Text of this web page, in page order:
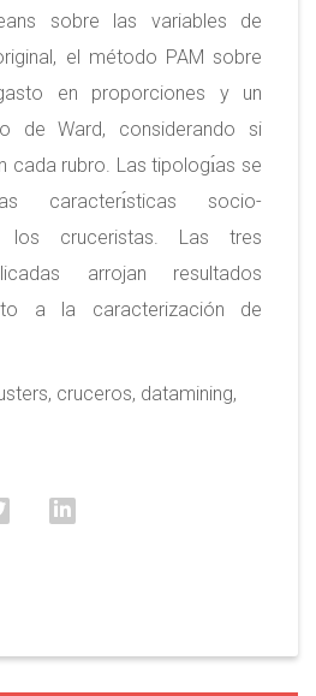
sobre las variables de
el método PAM sobre
en proporciones y un
de Ward, considerando si
cada rubro. Las tipologı́as se
caracterı́sticas socio-
los cruceristas. Las tres
arrojan resultados
a la caracterización de
cruceros, datamining,